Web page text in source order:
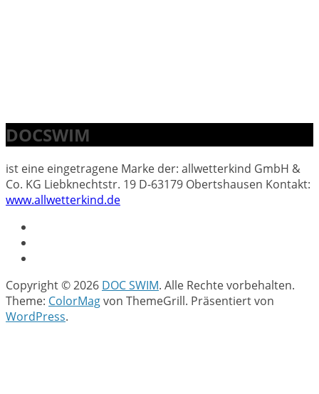
DOCSWIM
ist eine eingetragene Marke der: allwetterkind GmbH &
Co. KG Liebknechtstr. 19 D-63179 Obertshausen Kontakt:
www.allwetterkind.de
Copyright © 2026 DOC SWIM. Alle Rechte vorbehalten.
Theme: ColorMagvon ThemeGrill. Präsentiert von
WordPress.